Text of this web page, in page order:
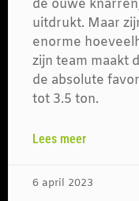
de ouwe
uitdrukt. Maar
enorme
zijn team maakt
de absolute
tot 3.5 ton.
Lees meer
6 april 2023